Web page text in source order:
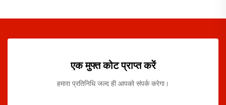
एक मुफ्त कोट प्राप्त करें
हमारा प्रतिनिधि जल्द ही आपको संपर्क करेगा।